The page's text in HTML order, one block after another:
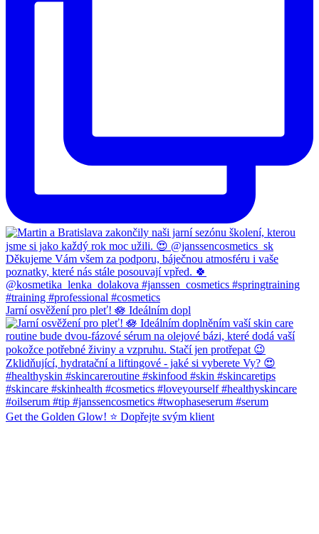
Jarní osvěžení pro pleť! 🪷 Ideálním dopl
Get the Golden Glow! ⭐️ Dopřejte svým klient